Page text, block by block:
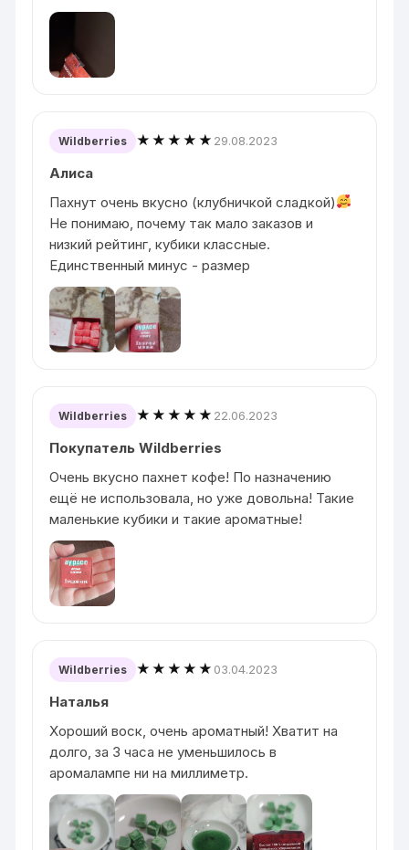
Wildberries ★★★★★ 29.08.2023
Алиса
Пахнут очень вкусно (клубничкой сладкой)
Не понимаю, почему так мало заказов и
низкий рейтинг, кубики классные.
Единственный минус - размер
Wildberries ★★★★★ 22.06.2023
Покупатель Wildberries
Очень вкусно пахнет кофе! По назначению
ещё не использовала, но уже довольна! Такие
маленькие кубики и такие ароматные!
Wildberries ★★★★★ 03.04.2023
Наталья
Хороший воск, очень ароматный! Хватит на
долго, за 3 часа не уменьшилось в
аромалампе ни на миллиметр.